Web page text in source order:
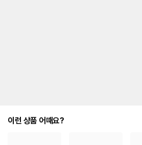
이런 상품 어때요?